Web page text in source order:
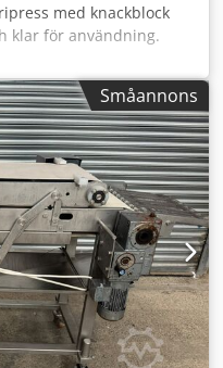
med knackblock
klar för användning.
format: 480 x 330 mm 3
Småannons